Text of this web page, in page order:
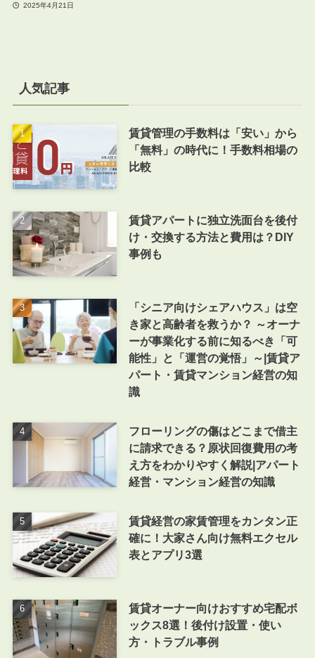
2025年4月21日
人気記事
賃貸管理の手数料は「安い」から
「無料」の時代に！手数料相場の
比較
賃貸アパートに独立洗面台を後付
け・交換する方法と費用は？DIY
事例も
「シニア向けシェアハウス」は空
き家と高齢者を救うか？ ～オーナ
ーが事業化する前に知るべき「可
能性」と「運営の覚悟」～|賃貸ア
パート・賃貸マンション経営の知
識
フローリングの傷はどこまで借主
に請求できる？原状回復費用の考
え方をわかりやすく解説|アパート
経営・マンション経営の知識
賃貸経営の家賃管理をカンタン正
確に！大家さん向け無料エクセル
表とアプリ3選
賃貸オーナー向けおすすめ宅配ボ
ックス8選！後付け設置・使い
方・トラブル事例